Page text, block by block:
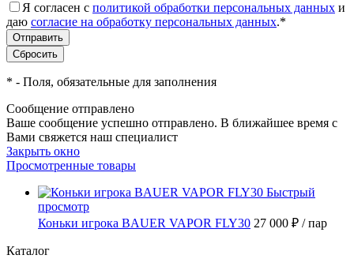
Я согласен с политикой обработки персональных данных и
даю согласие на обработку персональных данных.*
* - Поля, обязательные для заполнения
Сообщение отправлено
Ваше сообщение успешно отправлено. В ближайшее время с
Вами свяжется наш специалист
Закрыть окно
Просмотренные товары
Быстрый
просмотр
Коньки игрока BAUER VAPOR FLY30 27 000 ₽ / пар
Каталог